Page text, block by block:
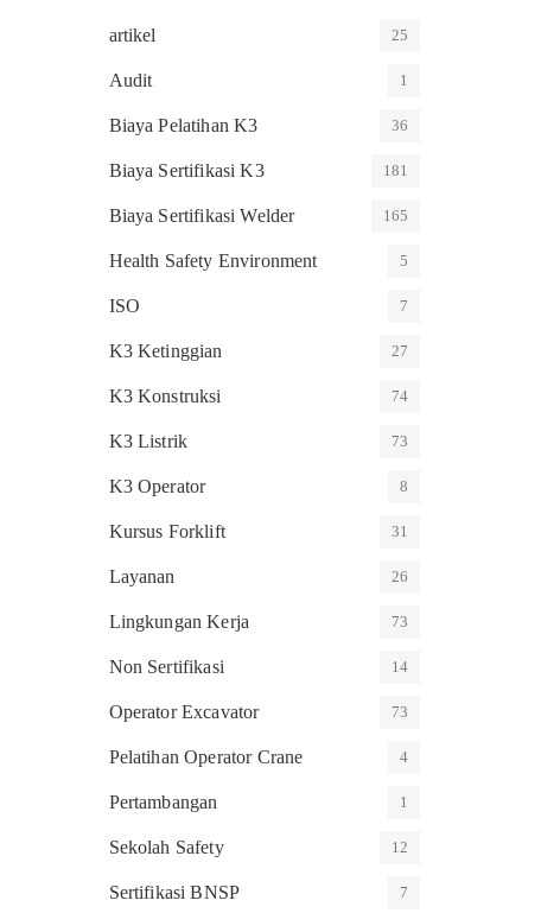
artikel 25
Audit 1
Biaya Pelatihan K3 36
Biaya Sertifikasi K3 181
Biaya Sertifikasi Welder 165
Health Safety Environment 5
ISO 7
K3 Ketinggian 27
K3 Konstruksi 74
K3 Listrik 73
K3 Operator 8
Kursus Forklift 31
Layanan 26
Lingkungan Kerja 73
Non Sertifikasi 14
Operator Excavator 73
Pelatihan Operator Crane 4
Pertambangan 1
Sekolah Safety 12
Sertifikasi BNSP 7